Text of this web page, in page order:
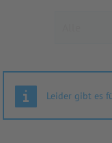
Leider gibt es